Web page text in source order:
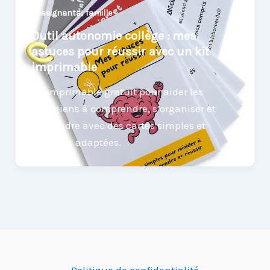
enseignants,famille
Outil autonomie collège : mes
astuces pour réussir avec un kit
imprimable
Kit imprimable gratuit pour aider les
collégiens à comprendre, s’organiser et
apprendre avec des cartes simples et
visuelles adaptées.